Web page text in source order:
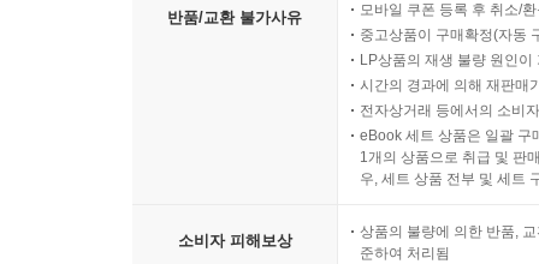
반품/교환 불가사유
모바일 쿠폰 등록 후 취소/
중고상품이 구매확정(자동
LP상품의 재생 불량 원인
시간의 경과에 의해 재판매
전자상거래 등에서의 소비
eBook 세트 상품은 일괄 구
1개의 상품으로 취급 및 판
우, 세트 상품 전부 및 세트
소비자 피해보상
상품의 불량에 의한 반품,
준하여 처리됨